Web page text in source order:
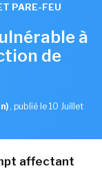
PARE-FEU
à
de
, publié le 10 Juillet
affectant